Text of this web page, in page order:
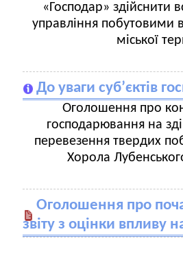
«Господар» здійснити
управління побутовими
міської
До уваги суб’єктів
Оголошення про
господарювання на
перевезення твердих
Хорола
Оголошення про
звіту з оцінки впливу